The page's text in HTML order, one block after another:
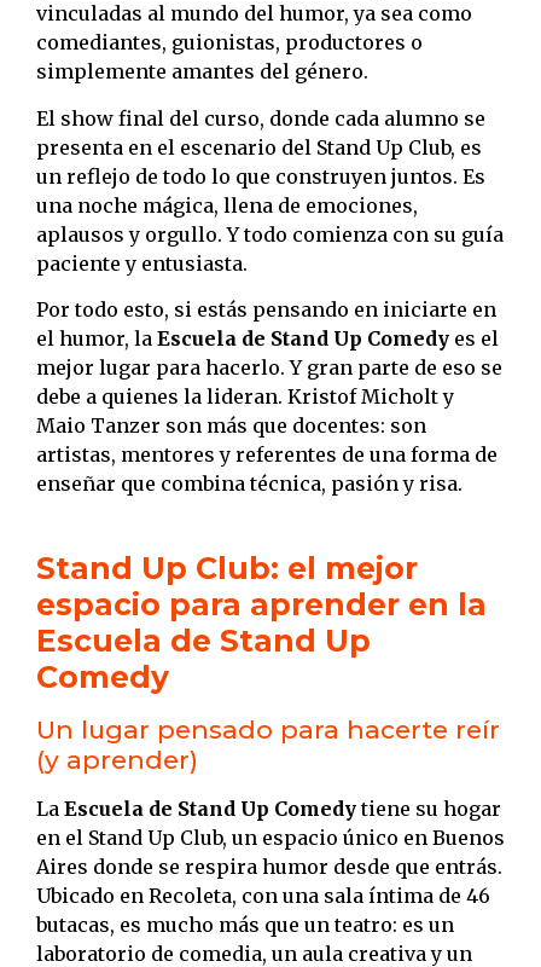
vinculadas al mundo del humor, ya sea como
comediantes, guionistas, productores o
simplemente amantes del género.
El show final del curso, donde cada alumno se
presenta en el escenario del Stand Up Club, es
un reflejo de todo lo que construyen juntos. Es
una noche mágica, llena de emociones,
aplausos y orgullo. Y todo comienza con su guía
paciente y entusiasta.
Por todo esto, si estás pensando en iniciarte en
el humor, la Escuela de Stand Up Comedy es el
mejor lugar para hacerlo. Y gran parte de eso se
debe a quienes la lideran. Kristof Micholt y
Maio Tanzer son más que docentes: son
artistas, mentores y referentes de una forma de
enseñar que combina técnica, pasión y risa.
Stand Up Club: el mejor
espacio para aprender en la
Escuela de Stand Up
Comedy
Un lugar pensado para hacerte reír
(y aprender)
La Escuela de Stand Up Comedytiene su hogar
en el Stand Up Club, un espacio único en Buenos
Aires donde se respira humor desde que entrás.
Ubicado en Recoleta, con una sala íntima de 46
butacas, es mucho más que un teatro: es un
laboratorio de comedia, un aula creativa y un